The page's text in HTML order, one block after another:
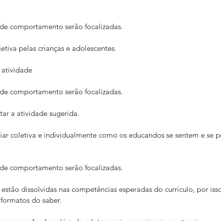
comportamento serão focalizadas.
pelas crianças e adolescentes.
atividade
comportamento serão focalizadas.
a atividade sugerida.
coletiva e individualmente como os educandos se sentem e se
comportamento serão focalizadas.
dissolvidas nas competências esperadas do currículo, por
do saber.